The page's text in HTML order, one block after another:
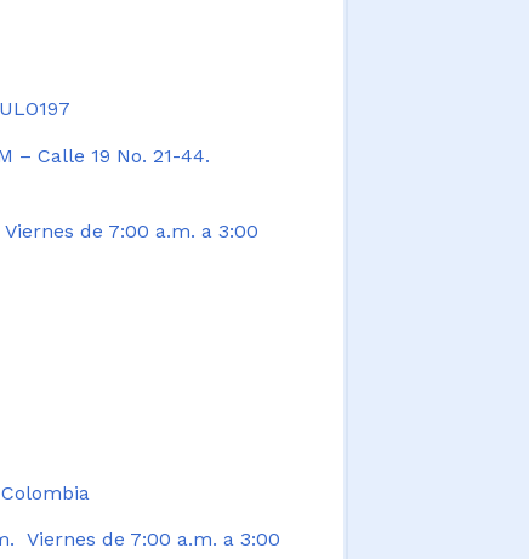
– Calle 19 No. 21-44.
de 7:00 a.m. a 3:00
Viernes de 7:00 a.m. a 3:00